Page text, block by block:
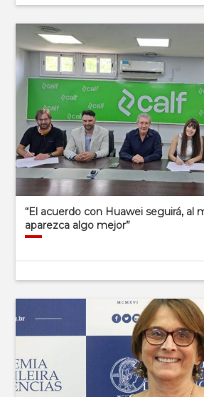
“El acuerdo con Huawei seguirá, al
aparezca algo mejor”